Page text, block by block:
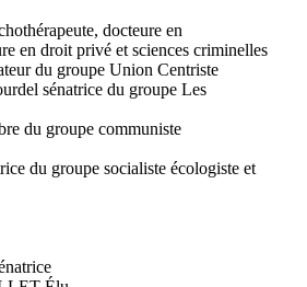
docteure en
en droit privé et sciences criminelles
du groupe Union Centriste
sénatrice du groupe Les
du groupe communiste
du groupe socialiste écologiste et